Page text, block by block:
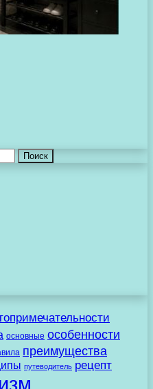
основные особенности
преимущества
путеводитель рецепт